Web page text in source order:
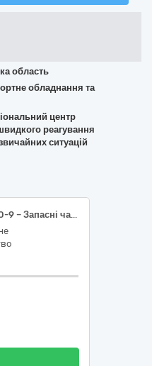
область
обладнання та
центр
реагування
ситуацій
Код за ДК 021:2015:34330000-9 – Запасні частини до вантажних транспортних засобів, фургонів та легкових автомобілів ( Комплектний міст IVECO (задній))